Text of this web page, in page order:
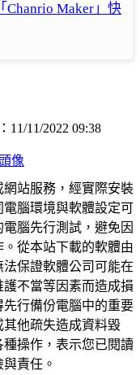
Maker」快
11/11/2022 09:38
頭像
站服務，經實際安裝
腦環境與軟體設定可
腦先行測試，避免因
從本站下載的軟體由
保證軟體公司可能在
不當等因素而造成損
行備份電腦中的重要
他疏失造成資料毀
操作，表示您已閱讀
責任。